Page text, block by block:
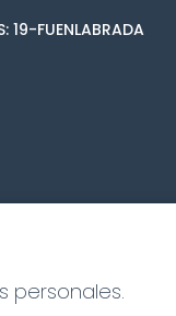
19-FUENLABRADA
personales.